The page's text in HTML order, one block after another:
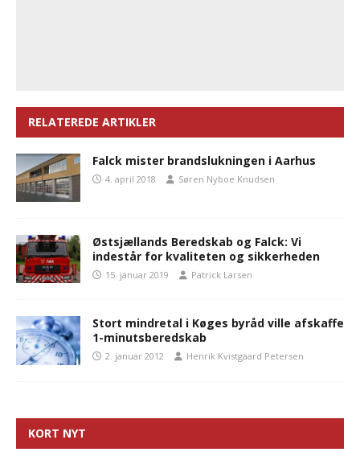
RELATEREDE ARTIKLER
Falck mister brandslukningen i Aarhus
4. april 2018 Søren Nyboe Knudsen
Østsjællands Beredskab og Falck: Vi
indestår for kvaliteten og sikkerheden
15. januar 2019 Patrick Larsen
Stort mindretal i Køges byråd ville afskaffe
1-minutsberedskab
2. januar 2012 Henrik Kvistgaard Petersen
KORT NYT